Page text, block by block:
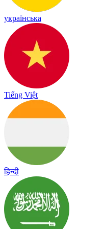
українська
Tiếng Việt
हिन्दी